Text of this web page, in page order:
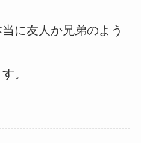
に友人か兄弟のよう
。